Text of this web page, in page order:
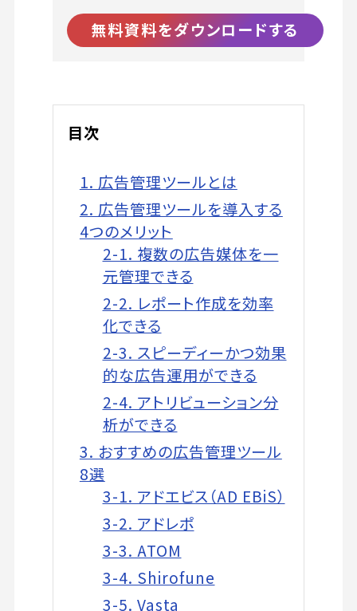
無料資料をダウンロードする
目次
1. 広告管理ツールとは
2. 広告管理ツールを導入する
4つのメリット
2-1. 複数の広告媒体を一
元管理できる
2-2. レポート作成を効率
化できる
2-3. スピーディーかつ効果
的な広告運用ができる
2-4. アトリビューション分
析ができる
3. おすすめの広告管理ツール
8選
3-1. アドエビス（AD EBiS）
3-2. アドレポ
3-3. ATOM
3-4. Shirofune
3-5. Vasta